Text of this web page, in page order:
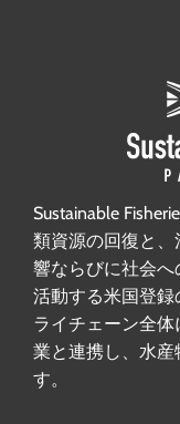
Sustainable
類資源の回復と
響ならびに社会
活動する米国登
ライチェーン全
業と連携し、水産
す。